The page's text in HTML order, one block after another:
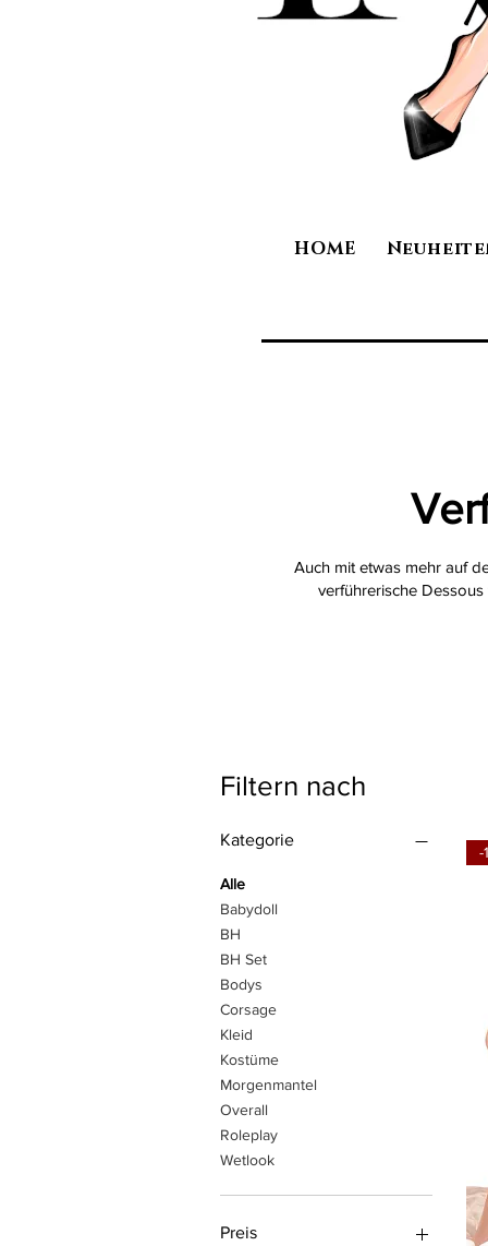
HOME
Auch mit etwas mehr auf
verführerische
Filtern nach
Kategorie
Alle
Babydoll
BH
BH Set
Bodys
Corsage
Kleid
Kostüme
Morgenmantel
Overall
Roleplay
Wetlook
Preis
-